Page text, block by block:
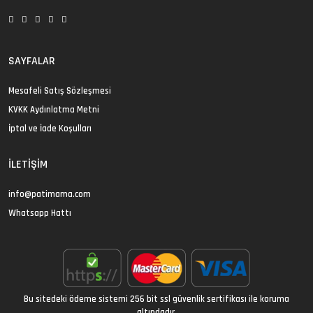
SAYFALAR
Mesafeli Satış Sözleşmesi
KVKK Aydınlatma Metni
İptal ve İade Koşulları
İLETIŞIM
info@patimama.com
Whatsapp Hattı
Bu sitedeki ödeme sistemi 256 bit ssl güvenlik sertifikası ile koruma